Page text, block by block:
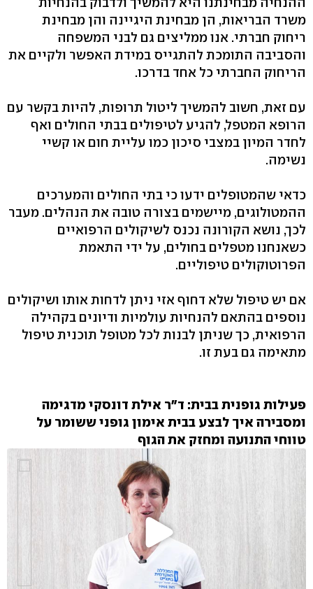
משרד הבריאות, הן מבחינת היגיינה והן מבחינת
ריחוק חברתי. אנו ממליצים גם לבני המשפחה
והסביבה התומכת להתגייס במידת האפשר ולקיים את
הריחוק החברתי כל אחד בדרכו.
עם זאת, חשוב להמשיך ליטול תרופות, להיות בקשר עם
הרופא המטפל, להגיע לטיפולים בבתי החולים ואף
לחדר המיון במצבי סיכון כמו עליית חום או קשיי
נשימה.
כדאי שהמטופלים ידעו כי בתי החולים והמערכים
ההמטולוגים, מיישמים בצורה טובה את הנהלים. מעבר
לכך, נושא הקורונה נכנס לשיקולים הרפואיים
כשאנחנו מטפלים בחולים, על ידי התאמת
הפרוטוקולים טיפוליים.
אם יש טיפול שלא דחוף אזי ניתן לדחות אותו ושיקולים
נוספים בהתאם להנחיות עולמיות ודיונים בקהילה
הרפואית, כך שניתן לבנות לכל מטופל תוכנית טיפול
מתאימה גם בעת זו.
פעילות גופנית בבית: ד"ר אילת דונסקי מדגימה
ומסבירה איך לבצע בבית אימון גופני ששומר על
טווחי התנועה ומחזק את הגוף